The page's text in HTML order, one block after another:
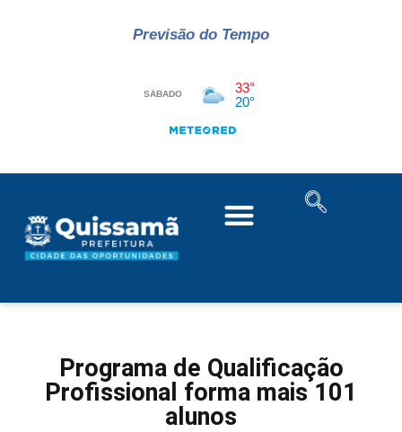
Previsão do Tempo
Programa de Qualificação
Profissional forma mais 101
alunos